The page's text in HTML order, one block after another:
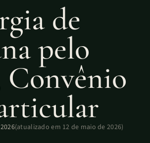
de
pelo
Convênio
(atualizado em 12 de maio de 2026)